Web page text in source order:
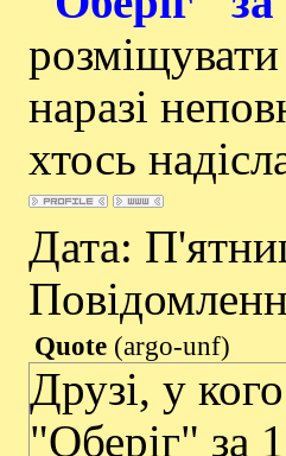
наразі
хтось
Дата:
Quote (argo-unf)
Друзі, у
"Оберіг" за